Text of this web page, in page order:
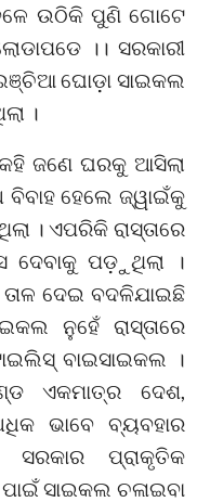
ଉଠିକି ପୁଣି ଗୋଟେ
।। ସରକାରୀ
ଘୋଡ଼ା ସାଇକଲ
।
ଜଣେ ଘରକୁ ଆସିଲା
ହେଲେ ଜ୍ୱାଇଁକୁ
। ଏପରିକି ରାସ୍ତାରେ
ଦେବାକୁ ପଡ଼ୁଥିଲା ।
ଦେଇ ବଦଳିଯାଇଛି
ନୁହେଁ ରାସ୍ତାରେ
ବାଇସାଇକଲ ।
ଏକମାତ୍ର ଦେଶ,
ଭାବେ ବ୍ୟବହାର
ସରକାର ପ୍ରାକୃତିକ
ସାଇକଲ ଚଳାଇବା